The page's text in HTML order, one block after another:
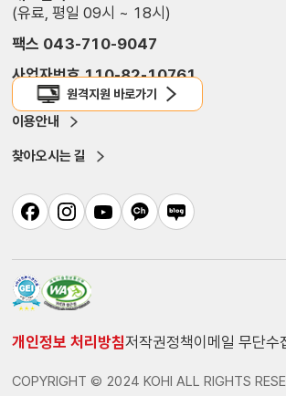
(유료, 평일 09시 ~ 18시)
팩스 043-710-9047
사업자번호 110-82-10761
원격지원 바로가기
이용안내
찾아오시는 길
개인정보 처리방침저작권정책이메일 무단수
COPYRIGHT © 2024 KOHI ALL RIGHTS